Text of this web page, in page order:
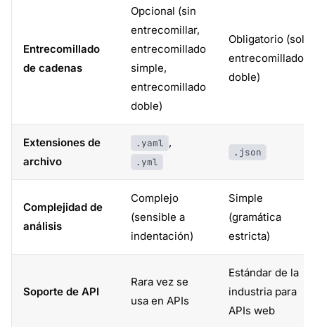
Entrecomillado
de cadenas
Opcional (sin
entrecomillar,
entrecomillado
simple,
entrecomillado
doble)
Obligatorio (solo
entrecomillado
doble)
Extensiones de
archivo
.yaml ,
.yml
.json
Complejidad de
análisis
Complejo
(sensible a
indentación)
Simple
(gramática
estricta)
Soporte de API
Rara vez se
usa en APIs
Estándar de la
industria para
APIs web